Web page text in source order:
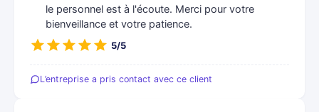
le personnel est à l'écoute. Merci pour votre
bienveillance et votre patience.
5/5
L’entreprise a pris contact avec ce client